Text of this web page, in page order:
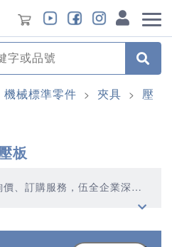
機械標準零件 > 夾具 >
壓
板
、訂購服務，伍全企業深耕
品質、合理價格、多元產品、